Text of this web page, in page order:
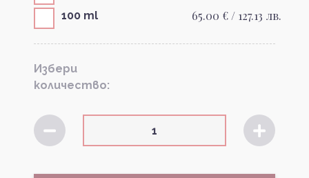
100 ml 65.00 € / 127.13 лв.
Избери
количество: